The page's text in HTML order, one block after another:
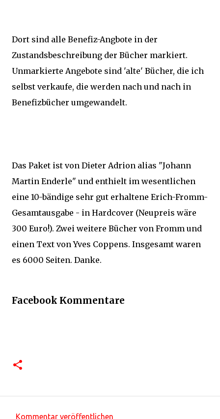
Dort sind alle Benefiz-Angbote in der
Zustandsbeschreibung der Bücher markiert.
Unmarkierte Angebote sind 'alte' Bücher, die ich
selbst verkaufe, die werden nach und nach in
Benefizbücher umgewandelt.
Das Paket ist von Dieter Adrion alias "Johann
Martin Enderle" und enthielt im wesentlichen
eine 10-bändige sehr gut erhaltene Erich-Fromm-
Gesamtausgabe - in Hardcover (Neupreis wäre
300 Euro!). Zwei weitere Bücher von Fromm und
einen Text von Yves Coppens. Insgesamt waren
es 6000 Seiten. Danke.
Facebook Kommentare
Kommentar veröffentlichen